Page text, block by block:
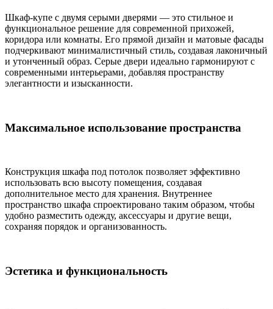
Шкаф-купе с двумя серыми дверями — это стильное и
функциональное решение для современной прихожей,
коридора или комнаты. Его прямой дизайн и матовые фасады
подчеркивают минималистичный стиль, создавая лаконичный
и утонченный образ. Серые двери идеально гармонируют с
современными интерьерами, добавляя пространству
элегантности и изысканности.
Максимальное использование пространства
Конструкция шкафа под потолок позволяет эффективно
использовать всю высоту помещения, создавая
дополнительное место для хранения. Внутреннее
пространство шкафа спроектировано таким образом, чтобы
удобно разместить одежду, аксессуары и другие вещи,
сохраняя порядок и организованность.
Эстетика и функциональность